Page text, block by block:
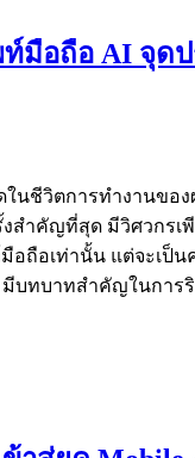
มือถือ AI จุด
ในชีวิตการทำงาน
สำคัญที่สุด มีวิศวก
ถือเท่านั้น แต่จะเ
ทบาทสำคัญในการ